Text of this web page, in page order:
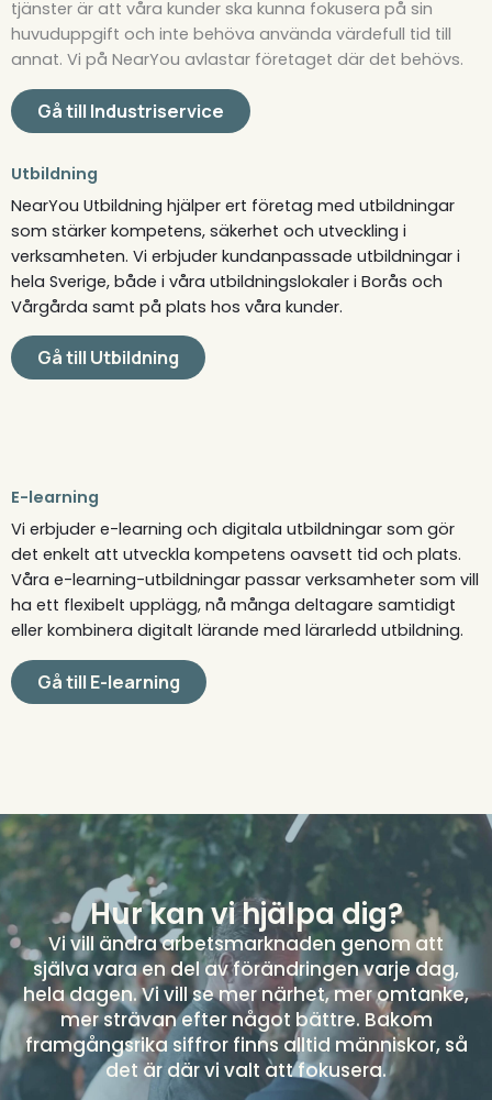
tjänster är att våra kunder ska kunna fokusera på sin
huvuduppgift och inte behöva använda värdefull tid till
annat. Vi på NearYou avlastar företaget där det behövs.
Gå till Industriservice
Utbildning
NearYou Utbildning hjälper ert företag med utbildningar
som stärker kompetens, säkerhet och utveckling i
verksamheten. Vi erbjuder kundanpassade utbildningar i
hela Sverige, både i våra utbildningslokaler i Borås och
Vårgårda samt på plats hos våra kunder.
Gå till Utbildning
E-learning
Vi erbjuder e-learning och digitala utbildningar som gör
det enkelt att utveckla kompetens oavsett tid och plats.
Våra e-learning-utbildningar passar verksamheter som vill
ha ett flexibelt upplägg, nå många deltagare samtidigt
eller kombinera digitalt lärande med lärarledd utbildning.
Gå till E-learning
Hur kan vi hjälpa dig?
Vi vill ändra arbetsmarknaden genom att
själva vara en del av förändringen varje dag,
hela dagen. Vi vill se mer närhet, mer omtanke,
mer strävan efter något bättre. Bakom
framgångsrika siffror finns alltid människor, så
det är där vi valt att fokusera.